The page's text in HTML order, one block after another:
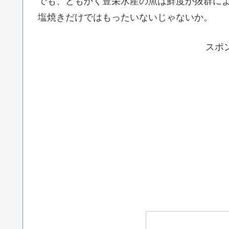
塩焼きだけではもったいないじゃないか。
スポ